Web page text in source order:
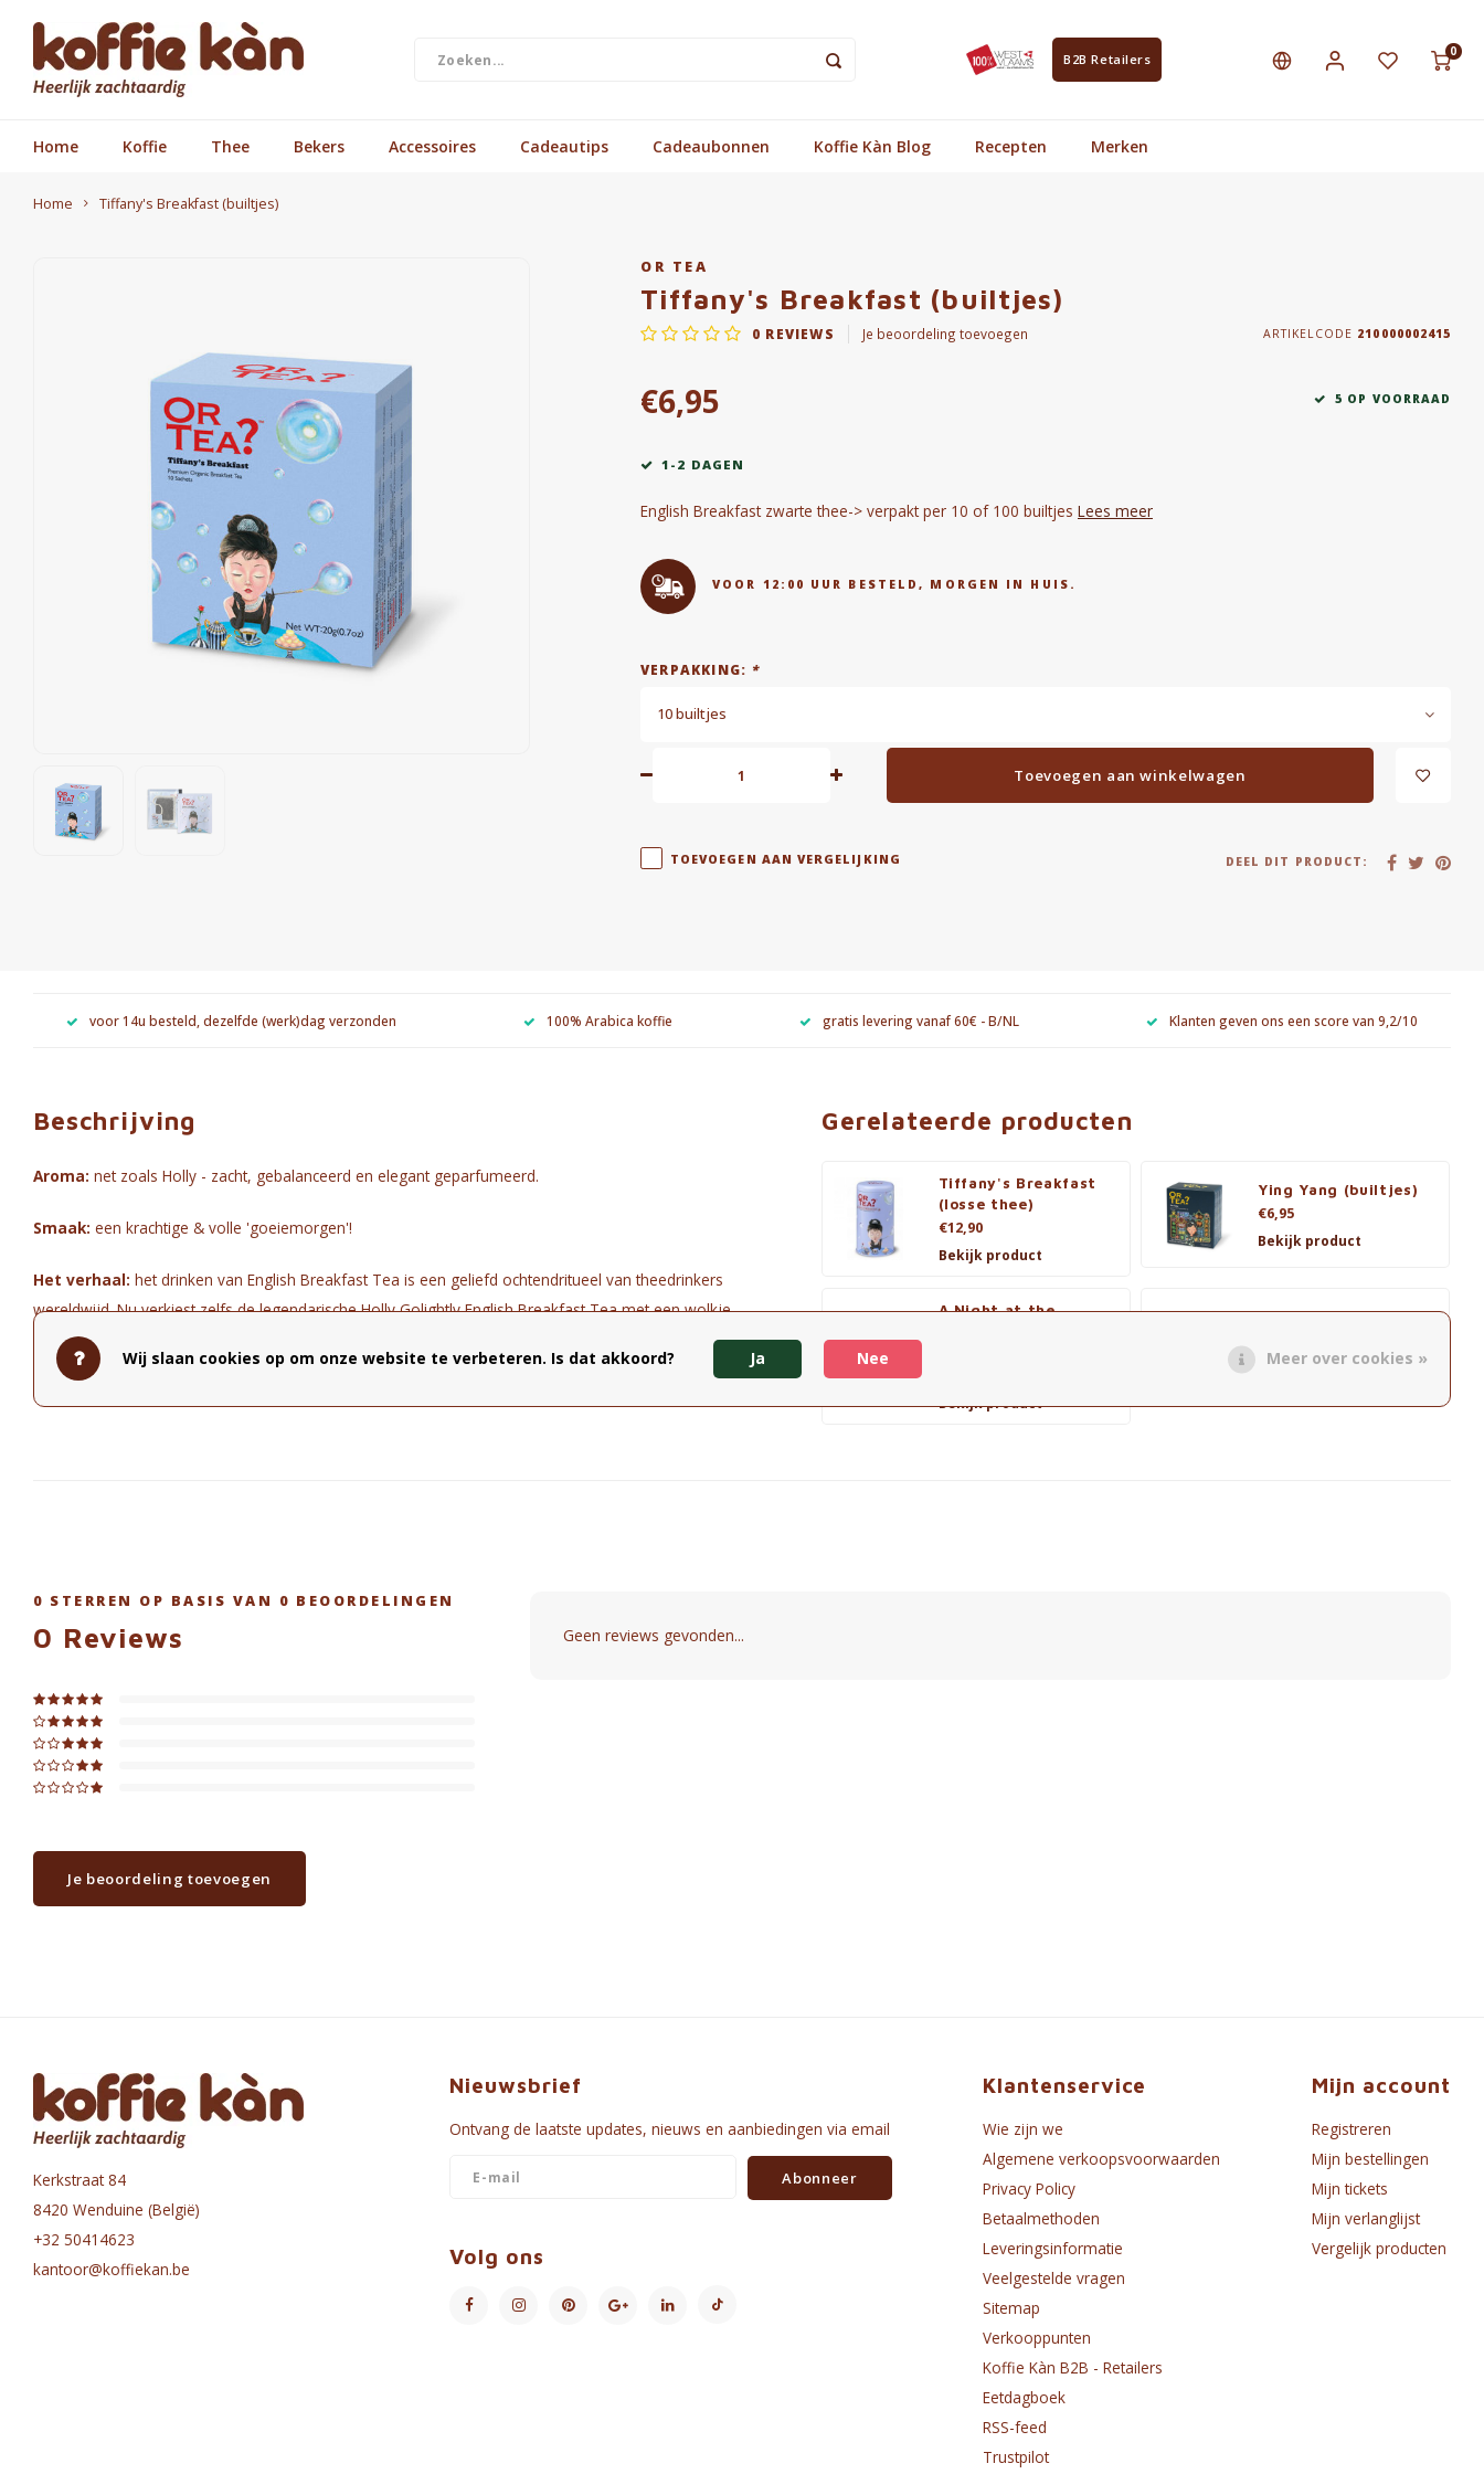
B2B Retailers
0
Home Koffie Thee Bekers Accessoires Cadeautips Cadeaubonnen Koffie Kàn Blog Recepten Merken
Home Tiffany's Breakfast (builtjes)
OR TEA
Tiffany's Breakfast (builtjes)
0 REVIEWS Je beoordeling toevoegen ARTIKELCODE 210000002415
€6,95 5 OP VOORRAAD
1-2 DAGEN
English Breakfast zwarte thee-> verpakt per 10 of 100 builtjes Lees meer
VOOR 12:00 UUR BESTELD, MORGEN IN HUIS.
VERPAKKING: *
10 builtjes
Toevoegen aan winkelwagen
TOEVOEGEN AAN VERGELIJKING DEEL DIT PRODUCT:
voor 14u besteld, dezelfde (werk)dag verzonden 100% Arabica koffie gratis levering vanaf 60€ - B/NL Klanten geven ons een score van 9,2/10
Beschrijving
Aroma: net zoals Holly - zacht, gebalanceerd en elegant geparfumeerd.
Smaak: een krachtige & volle 'goeiemorgen'!
Het verhaal: het drinken van English Breakfast Tea is een geliefd ochtendritueel van theedrinkers
wereldwijd. Nu verkiest zelfs de legendarische Holly Golightly English Breakfast Tea met een wolkje
melk boven haar ooit onvervangbare koffie!
Gerelateerde producten
Tiffany's Breakfast
(losse thee)
€12,90
Bekijk product
Ying Yang (builtjes)
€6,95
Bekijk product
A Night at the
Bekijk product
PomPomelo (builtjes)
Bekijk product
0 STERREN OP BASIS VAN 0 BEOORDELINGEN
0 Reviews
Je beoordeling toevoegen
Geen reviews gevonden...
Kerkstraat 84
8420 Wenduine (België)
+32 50414623
kantoor@koffiekan.be
Nieuwsbrief
Ontvang de laatste updates, nieuws en aanbiedingen via email
Abonneer
Volg ons
Klantenservice
Wie zijn we
Algemene verkoopsvoorwaarden
Privacy Policy
Betaalmethoden
Leveringsinformatie
Veelgestelde vragen
Sitemap
Verkooppunten
Koffie Kàn B2B - Retailers
Eetdagboek
RSS-feed
Trustpilot
Mijn account
Registreren
Mijn bestellingen
Mijn tickets
Mijn verlanglijst
Vergelijk producten
Wij slaan cookies op om onze website te verbeteren. Is dat akkoord? Ja Nee Meer over cookies »